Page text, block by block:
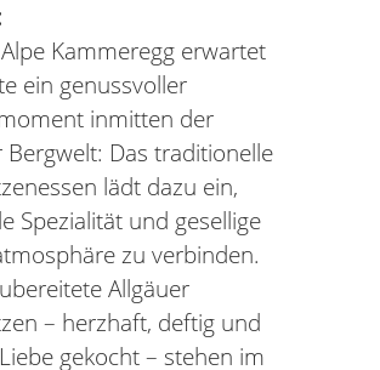
Kammeregg erwartet
ein genussvoller
inmitten der
Bergwelt: Das traditionelle
lädt dazu ein,
Spezialität und gesellige
zu verbinden.
Allgäuer
– herzhaft, deftig und
gekocht – stehen im